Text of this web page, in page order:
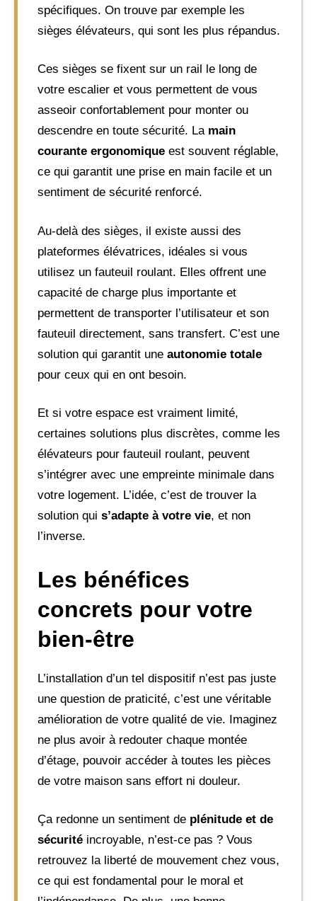
spécifiques. On trouve par exemple les
sièges élévateurs, qui sont les plus répandus.
Ces sièges se fixent sur un rail le long de
votre escalier et vous permettent de vous
asseoir confortablement pour monter ou
descendre en toute sécurité. La main
courante ergonomique est souvent réglable,
ce qui garantit une prise en main facile et un
sentiment de sécurité renforcé.
Au-delà des sièges, il existe aussi des
plateformes élévatrices, idéales si vous
utilisez un fauteuil roulant. Elles offrent une
capacité de charge plus importante et
permettent de transporter l’utilisateur et son
fauteuil directement, sans transfert. C’est une
solution qui garantit une autonomie totale
pour ceux qui en ont besoin.
Et si votre espace est vraiment limité,
certaines solutions plus discrètes, comme les
élévateurs pour fauteuil roulant, peuvent
s’intégrer avec une empreinte minimale dans
votre logement. L’idée, c’est de trouver la
solution qui s’adapte à votre vie, et non
l’inverse.
Les bénéfices
concrets pour votre
bien-être
L’installation d’un tel dispositif n’est pas juste
une question de praticité, c’est une véritable
amélioration de votre qualité de vie. Imaginez
ne plus avoir à redouter chaque montée
d’étage, pouvoir accéder à toutes les pièces
de votre maison sans effort ni douleur.
Ça redonne un sentiment de plénitude et de
sécurité incroyable, n’est-ce pas ? Vous
retrouvez la liberté de mouvement chez vous,
ce qui est fondamental pour le moral et